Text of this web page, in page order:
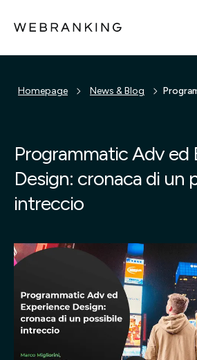
Build
Bridge
Tech
Chi Siamo
Cosa facciamo
Progetti
Homepage News & Blog
Programmatic Adv ed
Design: cronaca di un
intreccio